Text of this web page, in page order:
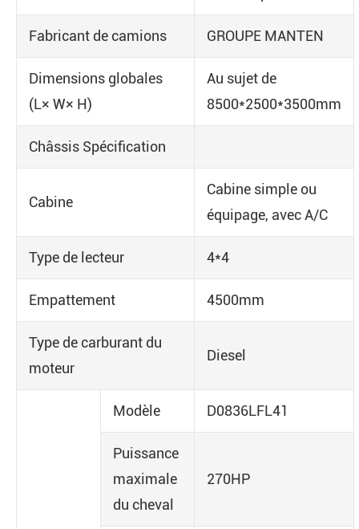
Fabricant de camions GROUPE MANTEN
Dimensions globales
(L× W× H)
Au sujet de
8500*2500*3500mm
Châssis Spécification
Cabine
Cabine simple ou
équipage, avec A/C
Type de lecteur 4*4
Empattement 4500mm
Type de carburant du
moteur
Diesel
Modèle D0836LFL41
Puissance
maximale
du cheval
270HP